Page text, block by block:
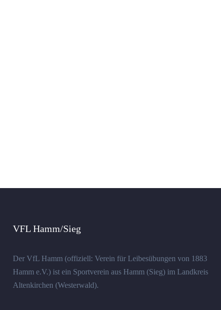
VFL Hamm/Sieg
Der VfL Hamm (offiziell: Verein für Leibesübungen von 1883
Hamm e.V.) ist ein Sportverein aus Hamm (Sieg) im Landkreis
Altenkirchen (Westerwald).